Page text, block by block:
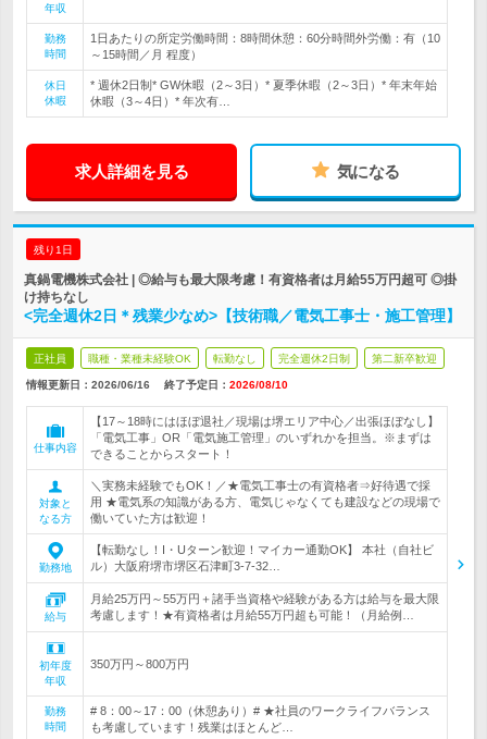
年収
勤務
時間
1日あたりの所定労働時間：8時間休憩：60分時間外労働：有（10
～15時間／月 程度）
休日
休暇
* 週休2日制* GW休暇（2～3日）* 夏季休暇（2～3日）* 年末年始
休暇（3～4日）* 年次有…
求人詳細を見る 気になる
残り1日
真鍋電機株式会社 | ◎給与も最大限考慮！有資格者は月給55万円超可 ◎掛
け持ちなし
<完全週休2日＊残業少なめ>【技術職／電気工事士・施工管理】
正社員 職種・業種未経験OK 転勤なし 完全週休2日制 第二新卒歓迎
情報更新日：2026/06/16 終了予定日： 2026/08/10
仕事内容
【17～18時にはほぼ退社／現場は堺エリア中心／出張ほぼなし】
「電気工事」OR「電気施工管理」のいずれかを担当。※まずは
できることからスタート！
対象と
なる方
＼実務未経験でもOK！／★電気工事士の有資格者⇒好待遇で採
用 ★電気系の知識がある方、電気じゃなくても建設などの現場で
働いていた方は歓迎！
勤務地
【転勤なし！I・Uターン歓迎！マイカー通勤OK】 本社（自社ビ
ル）大阪府堺市堺区石津町3-7-32…
給与
月給25万円～55万円＋諸手当資格や経験がある方は給与を最大限
考慮します！★有資格者は月給55万円超も可能！（月給例…
初年度
年収
350万円～800万円
勤務
時間
# 8：00～17：00（休憩あり）# ★社員のワークライフバランス
も考慮しています！残業はほとんど…